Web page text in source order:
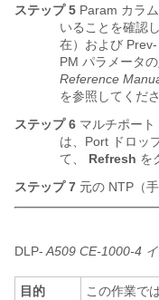
ステップ 5 Param カラ
いることを確認
在）および Prev-
PM パラメータ
Reference
を参照してくださ
ステップ 6 マルチポー
は、Port ドロッ
て、
Refresh を
ステップ 7 元の NTP（
DLP-A509 CE-1000-4
目的
この作業で